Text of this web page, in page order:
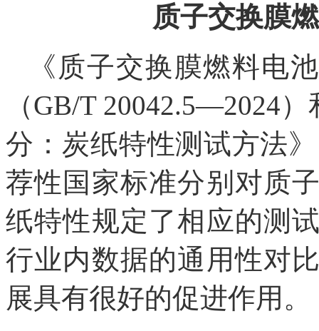
质子交换膜
《质子交换膜燃料电
（GB/T 20042.5—2024
分：炭纸特性测试方法
荐性国家标准分别对质
纸特性规定了相应的测
行业内数据的通用性对
展具有很好的促进作用。